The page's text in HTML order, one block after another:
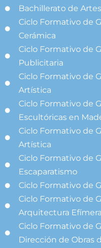
Bachillerato de
Ciclo Formativo de
Cerámica
Ciclo Formativo de
Publicitaria
Ciclo Formativo de
Artística
Ciclo Formativo de
Escultóricas en
Ciclo Formativo de
Artística
Ciclo Formativo de
Escaparatismo
Ciclo Formativo de
Ciclo Formativo de
Arquitectura Efímera
Ciclo Formativo de
Dirección de Obras